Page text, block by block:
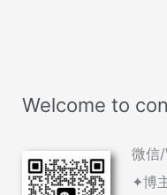
Welcome to
微信
✦博